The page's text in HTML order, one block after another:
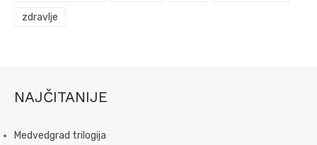
zdravlje
NAJČITANIJE
Medvedgrad trilogija